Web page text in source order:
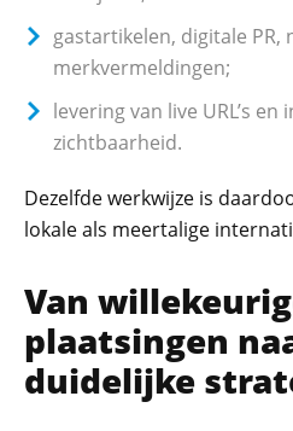
gastartikelen, digitale PR,
merkvermeldingen;
levering van live URL’s en
zichtbaarheid.
Dezelfde werkwijze is
lokale als meertalige
Van
plaatsingen
duidelijke